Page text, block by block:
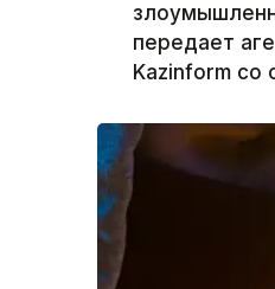
передает
Kazinform со